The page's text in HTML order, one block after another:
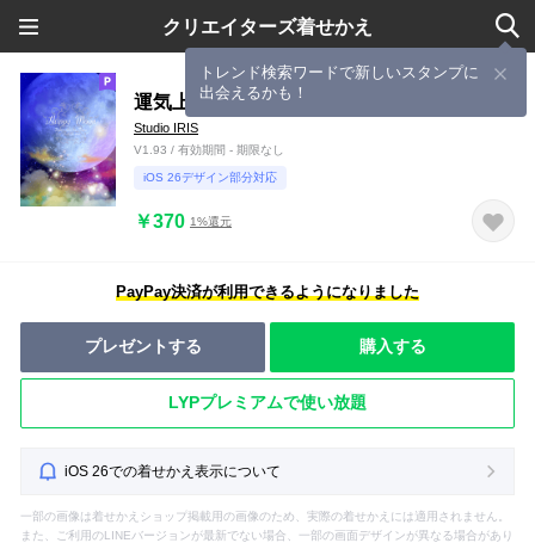
クリエイターズ着せかえ
トレンド検索ワードで新しいスタンプに
出会えるかも！
運気上昇の月 Happy Moon
Studio IRIS
V1.93 / 有効期間 - 期限なし
iOS 26デザイン部分対応
￥370 1%還元
PayPay決済が利用できるようになりました
プレゼントする 購入する
LYPプレミアムで使い放題
iOS 26での着せかえ表示について
一部の画像は着せかえショップ掲載用の画像のため、実際の着せかえには適用されません。
また、ご利用のLINEバージョンが最新でない場合、一部の画面デザインが異なる場合があり